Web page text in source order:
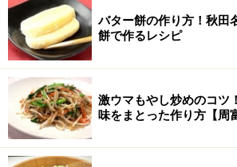
バター餅の作り方！秋田
餅で作るレシピ
激ウマもやし炒めのコツ
味をまとった作り方【周